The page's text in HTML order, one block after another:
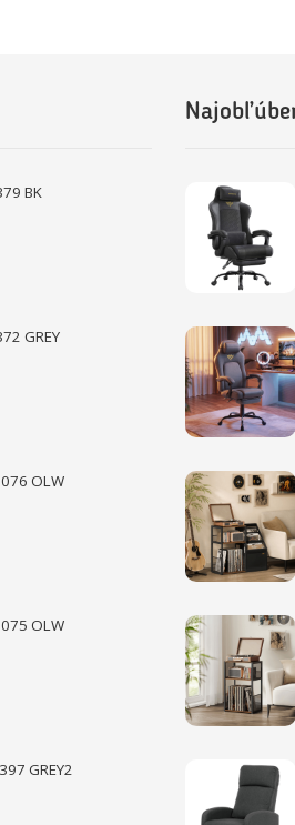
BK
GREY
OLW
OLW
GREY2